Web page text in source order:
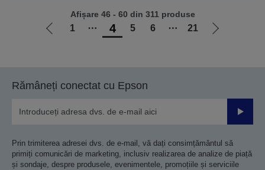
Mergi
1 ⋯ 4 5 6 ⋯ 21
Mergi
Afișare 46 - 60 din 311 produse
Rămâneți conectat cu Epson
Prin trimiterea adresei dvs. de e-mail, vă dați consimțământul să
primiți comunicări de marketing, inclusiv realizarea de analize de piață
și sondaje, despre produsele, evenimentele, promoțiile și serviciile